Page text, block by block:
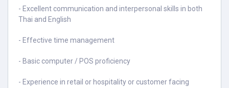
- Excellent communication and interpersonal skills in both
Thai and English
- Effective time management
- Basic computer / POS proficiency
- Experience in retail or hospitality or customer facing